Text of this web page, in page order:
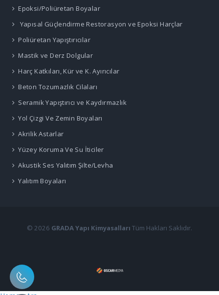
Epoksi/Poliüretan Boyalar
Yapısal Güçlendirme Restorasyon ve Epoksi Harçlar
Poliüretan Yapıştırıcılar
Mastik ve Derz Dolgular
Harç Katkıları, Kür ve K. Ayırıcılar
Beton Tozumazlık Cilaları
Seramik Yapıştırıcı ve Kaydırmazlık
Yol Çizgi Ve Zemin Boyaları
Akrilik Astarlar
Yüzey Koruma Ve Su İticiler
Akustik Ses Yalıtım Şilte/Levha
Yalıtım Boyaları
© 2026 GRADA Yapı Kimyasalları Tüm Hakları Saklıdır.